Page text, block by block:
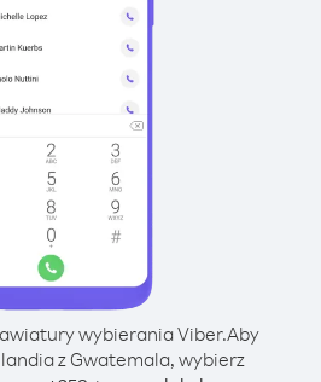
wybierania Viber.Aby
z Gwatemala, wybierz